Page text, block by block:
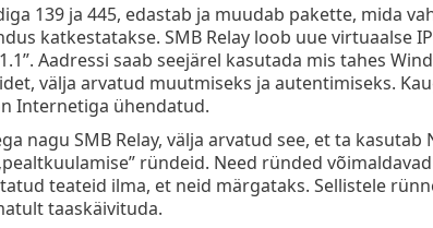
139 ja 445, edastab ja muudab pakette, mida
katkestatakse. SMB Relay loob uue virtuaalse
Aadressi saab seejärel kasutada mis tahes
välja arvatud muutmiseks ja autentimiseks.
Internetiga ühendatud.
nagu SMB Relay, välja arvatud see, et ta kasutab
ründeid. Need ründed
teateid ilma, et neid märgataks. Sellistele
taaskäivituda.